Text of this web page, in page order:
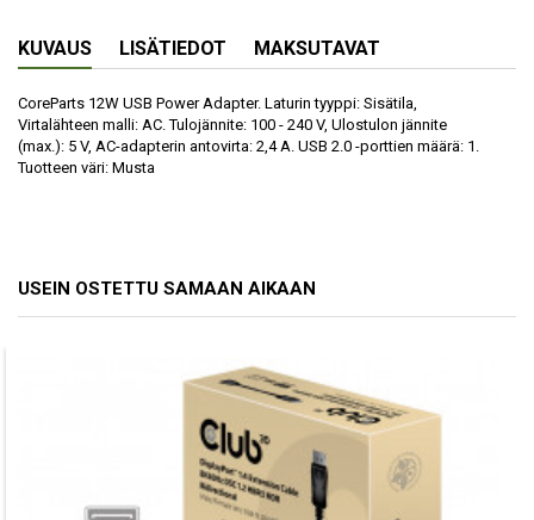
KUVAUS LISÄTIEDOT MAKSUTAVAT
CoreParts 12W USB Power Adapter. Laturin tyyppi: Sisätila,
Virtalähteen malli: AC. Tulojännite: 100 - 240 V, Ulostulon jännite
(max.): 5 V, AC-adapterin antovirta: 2,4 A. USB 2.0 -porttien määrä: 1.
Tuotteen väri: Musta
USEIN OSTETTU SAMAAN AIKAAN